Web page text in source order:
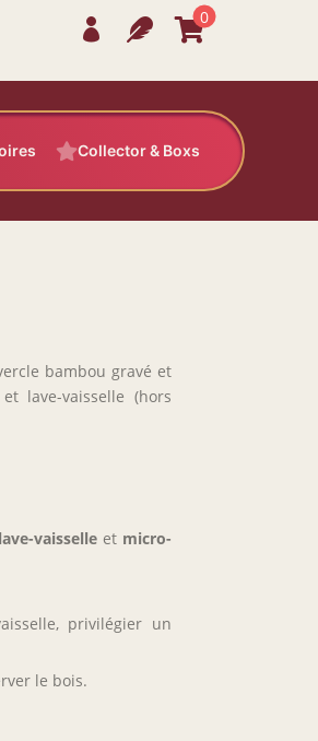
  
0
Collector & Boxs
bambou gravé et
lave-vaisselle (hors
lave-vaisselleet micro-
privilégier un
le bois.